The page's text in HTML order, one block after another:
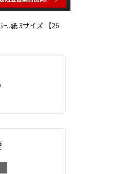
ｰﾙ紙 3サイズ 【26